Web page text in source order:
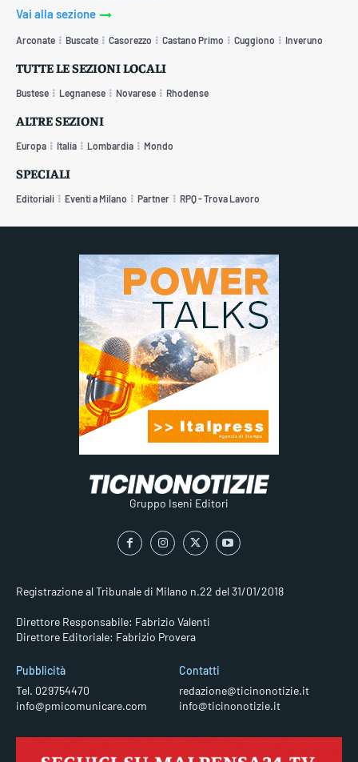
Vai alla sezione
Arconate Buscate Casorezzo Castano Primo Cuggiono Inveruno
TUTTE LE SEZIONI LOCALI
Bustese Legnanese Novarese Rhodense
ALTRE SEZIONI
Europa Italia Lombardia Mondo
SPECIALI
Editoriali Eventi a Milano Partner RPQ - Trova Lavoro
Gruppo Iseni Editori
Registrazione al Tribunale di Milano n.22 del 31/01/2018
Direttore Responsabile: Fabrizio Valenti
Direttore Editoriale: Fabrizio Provera
Pubblicità
Tel. 029754470
info@pmicomunicare.com
Contatti
redazione@ticinonotizie.it
info@ticinonotizie.it